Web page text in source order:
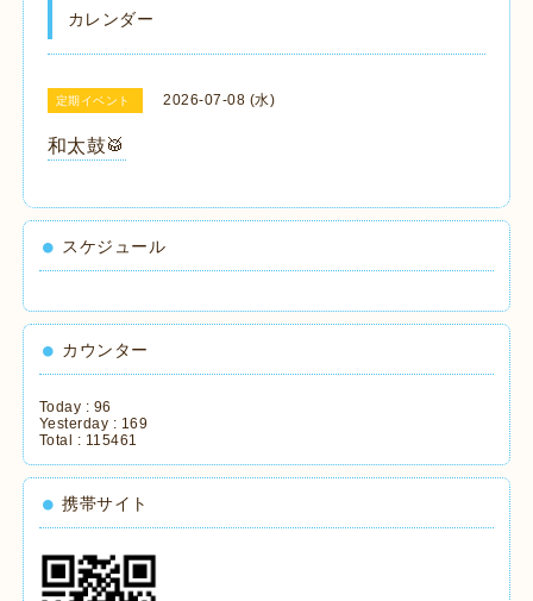
カレンダー
定期イベント 2026-07-08 (水)
和太鼓🥁
スケジュール
カウンター
Today : 96
Yesterday : 169
Total : 115461
携帯サイト